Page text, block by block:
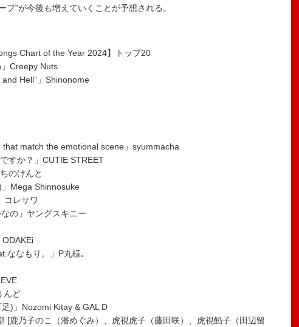
プ”が今後も増えていくことが予想される。
Chart of the Year 2024】トップ20
Creepy Nuts
Hell”」Shinonome
match the emotional scene」syummacha
すか？」CUTIE STREET
のけんと
Mega Shinnosuke
コレサワ
の」ヤングスキニー
ODAKEi
ななもり。」P丸様｡
んど
)」Nozomi Kitay & GAL D
[鹿乃子のこ（潘めぐみ）、虎視虎子（藤田咲）、虎視餡子（田辺留